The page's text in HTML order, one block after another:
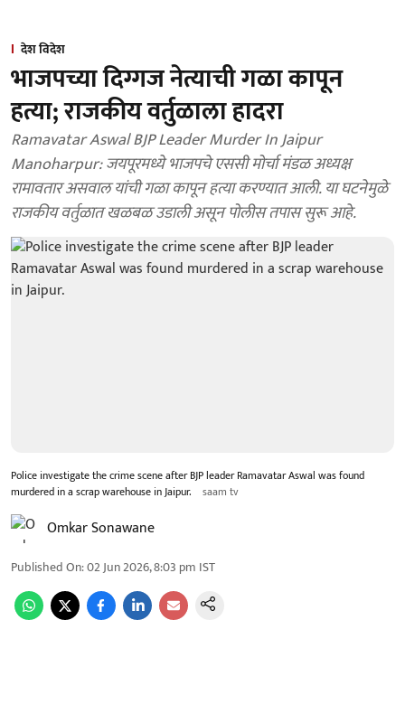
देश विदेश
भाजपच्या दिग्गज नेत्याची गळा कापून
हत्या; राजकीय वर्तुळाला हादरा
Ramavatar Aswal BJP Leader Murder In Jaipur
Manoharpur: जयपूरमध्ये भाजपचे एससी मोर्चा मंडळ अध्यक्ष
रामावतार असवाल यांची गळा कापून हत्या करण्यात आली. या घटनेमुळे
राजकीय वर्तुळात खळबळ उडाली असून पोलीस तपास सुरू आहे.
Police investigate the crime scene after BJP leader Ramavatar Aswal was found
murdered in a scrap warehouse in Jaipur.
saam tv
Omkar Sonawane
Published On:02 Jun 2026, 8:03 pm IST